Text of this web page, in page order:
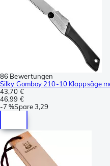
86 Bewertungen
Silky Gomboy 210-10 Klappsäge
43,70 €
46,99 €
-7 %Spare3,29